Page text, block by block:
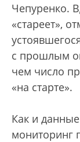
Чепуренко.
«стареет»,
с прошлым
чем число
«на старте».
Как и
мониторинг